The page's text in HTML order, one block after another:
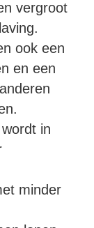
vergroot
ook een
en een
in
minder